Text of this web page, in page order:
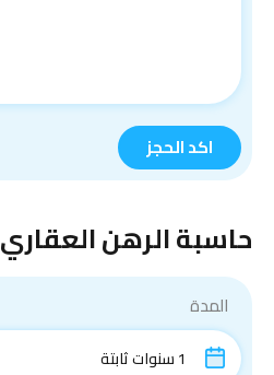
حاسبة الرهن العقاري
المدة
1 سنوات ثابتة